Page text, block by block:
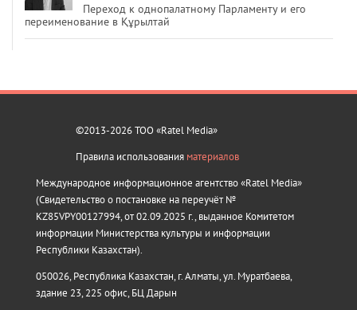
Переход к однопалатному Парламенту и его
переименование в Құрылтай
©2013-2026 ТОО «Ratel Media»
Правила использования материалов
Международное информационное агентство «Ratel Media»
(Свидетельство о постановке на переучёт №
KZ85VPY00127994, от 02.09.2025 г., выданное Комитетом
информации Министерства культуры и информации
Республики Казахстан).
050026, Республика Казахстан, г. Алматы, ул. Муратбаева,
здание 23, 225 офис, БЦ Дарын